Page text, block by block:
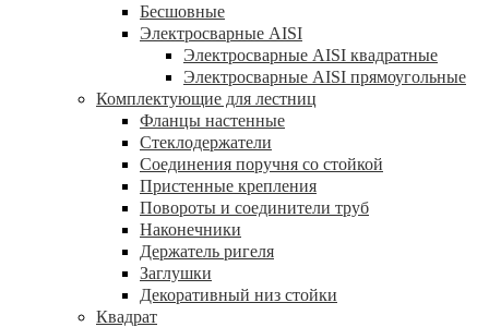
Бесшовные
Электросварные AISI
Электросварные AISI квадратные
Электросварные AISI прямоугольные
Комплектующие для лестниц
Фланцы настенные
Стеклодержатели
Соединения поручня со стойкой
Пристенные крепления
Повороты и соединители труб
Наконечники
Держатель ригеля
Заглушки
Декоративный низ стойки
Квадрат